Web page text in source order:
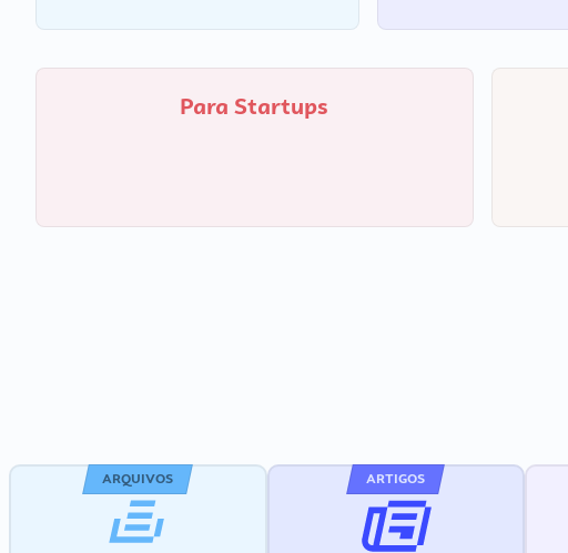
Para Startups
ARQUIVOS ARTIGOS